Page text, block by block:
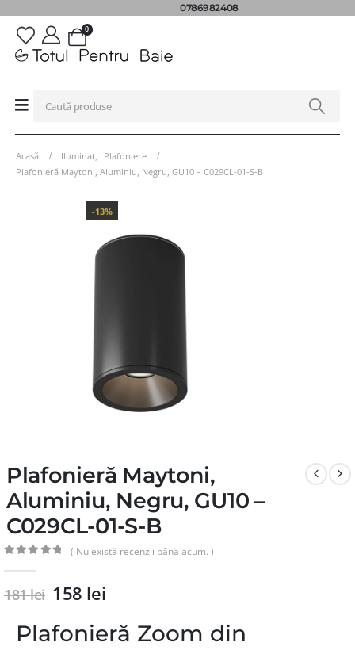
0786982408
0
Acasă Iluminat
Plafoniere
Plafonieră Maytoni, Aluminiu, Negru, GU10 – C029CL-01-S-B
-13%
Plafonieră Maytoni,
Aluminiu, Negru, GU10 –
C029CL-01-S-B
( Nu există recenzii până acum. )
181lei 158 lei
Plafonieră Zoom din